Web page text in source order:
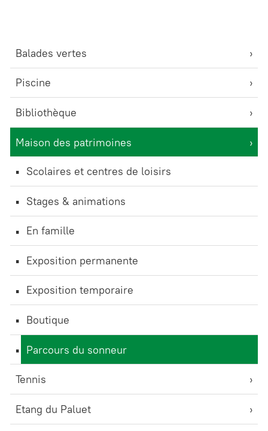
Balades vertes
Piscine
Bibliothèque
Maison des patrimoines
Scolaires et centres de loisirs
Stages & animations
En famille
Exposition permanente
Exposition temporaire
Boutique
Parcours du sonneur
Tennis
Etang du Paluet